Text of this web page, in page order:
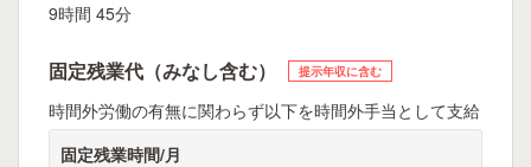
9時間 45分
固定残業代（みなし含む） 提示年収に含む
時間外労働の有無に関わらず以下を時間外手当として支給
固定残業時間/月